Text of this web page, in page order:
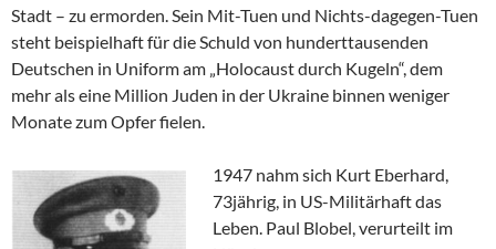
Stadt – zu ermorden. Sein Mit-Tuen und Nichts-dagegen-Tuen
steht beispielhaft für die Schuld von hunderttausenden
Deutschen in Uniform am „Holocaust durch Kugeln“, dem
mehr als eine Million Juden in der Ukraine binnen weniger
Monate zum Opfer fielen.
1947 nahm sich Kurt Eberhard,
73jährig, in US-Militärhaft das
Leben. Paul Blobel, verurteilt im